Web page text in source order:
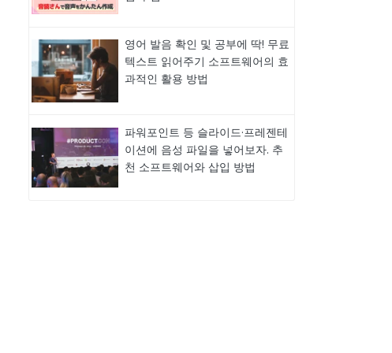
영어 발음 확인 및 공부에 딱! 무료
텍스트 읽어주기 소프트웨어의 효
과적인 활용 방법
파워포인트 등 슬라이드·프레젠테
이션에 음성 파일을 넣어보자. 추
천 소프트웨어와 삽입 방법